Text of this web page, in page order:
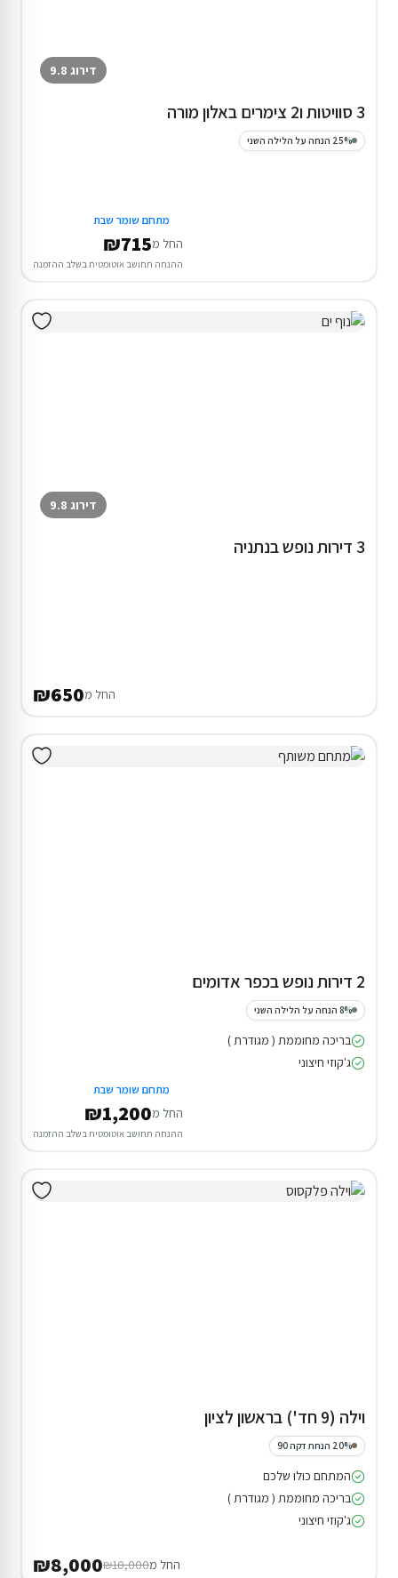
דירוג 9.8
3 סוויטות ו2 צימרים באלון מורה
25% הנחה על הלילה השני
מתחם שומר שבת
החל מ₪715
ההנחה תחושב אוטומטית בשלב ההזמנה
דירוג 9.8
3 דירות נופש בנתניה
החל מ₪650
2 דירות נופש בכפר אדומים
8% הנחה על הלילה השני
בריכה מחוממת ( מגודרת )
ג'קוזי חיצוני
מתחם שומר שבת
החל מ₪1,200
ההנחה תחושב אוטומטית בשלב ההזמנה
וילה (9 חד') בראשון לציון
20% הנחת דקה 90
המתחם כולו שלכם
בריכה מחוממת ( מגודרת )
ג'קוזי חיצוני
החל מ₪10,000
₪8,000